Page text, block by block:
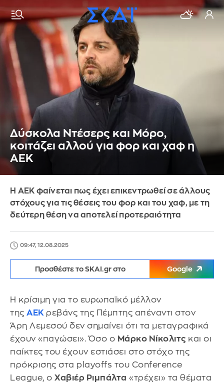
Δύσκολα Ντέσερς και Μόρο,
κοιτάζει αλλού για φορ και χαφ η
ΑΕΚ
Η ΑΕΚ φαίνεται πως έχει επικεντρωθεί σε άλλους
στόχους για τις θέσεις του φορ και του χαφ, με τη
δεύτερη θέση να αποτελεί προτεραιότητα
09:47, 12.08.2025
Προσθέστε το SKAI.gr στο Google
Η κρίσιμη για το ευρωπαϊκό μέλλον
της ΑΕΚ ρεβάνς της Πέμπτης απέναντι στον
Άρη Λεμεσού δεν σημαίνει ότι τα μεταγραφικά
έχουν «παγώσει». Όσο ο Μάρκο Νίκολιτς και οι
παίκτες του έχουν εστιάσει στο στόχο της
πρόκρισης στα playoffs του Conference
League, ο Χαβιέρ Ριμπάλτα «τρέχει» τα θέματα